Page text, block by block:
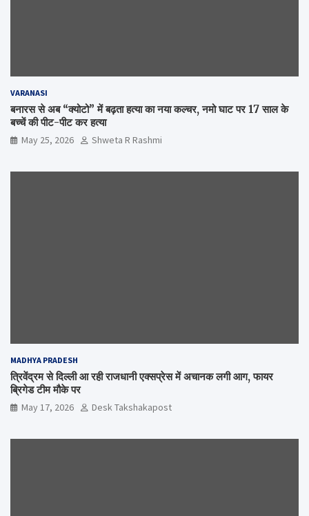
VARANASI
बनारस से अब “क्योटो” में बढ़ता हत्या का नया कल्चर, नमो घाट पर 17 साल के
बच्चें की पीट-पीट कर हत्या
May 25, 2026 Shweta R Rashmi
MADHYA PRADESH
त्रिवेंद्रम से दिल्ली आ रही राजधानी एक्सप्रेस में अचानक लगी आग, फायर
ब्रिगेड टीम मौके पर
May 17, 2026 Desk Takshakapost